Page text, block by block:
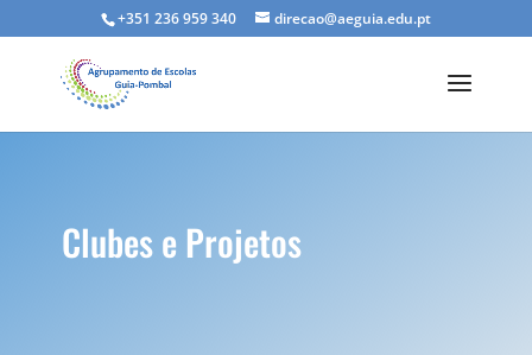
+351 236 959 340 direcao@aeguia.edu.pt
Clubes e Projetos